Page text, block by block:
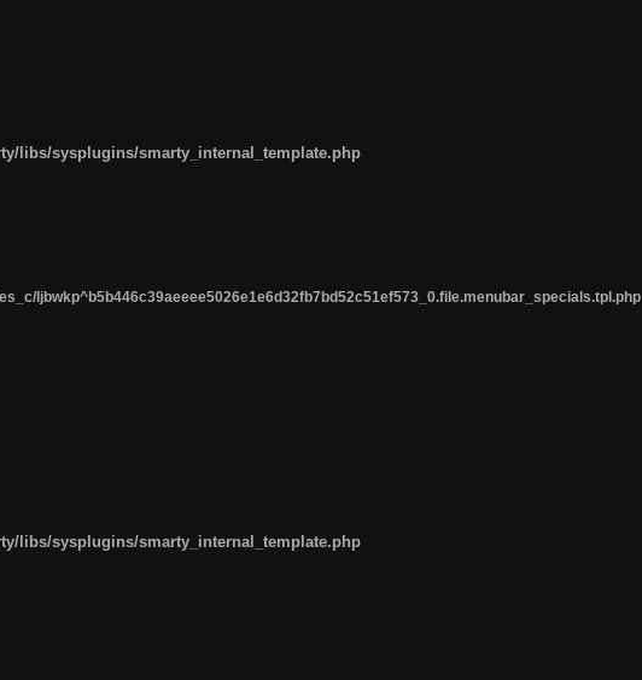
libs/sysplugins/smarty_internal_template.php
ljbwkp^b5b446c39aeeee5026e1e6d32fb7bd52c51ef573_0.file.menubar_specials.tpl.php
libs/sysplugins/smarty_internal_template.php